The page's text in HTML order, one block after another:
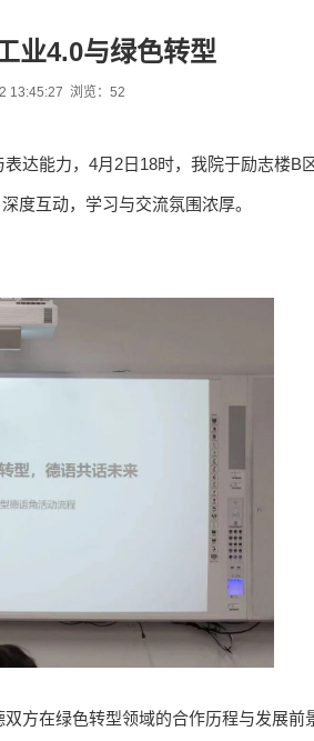
业4.0与绿色转型
13:45:27 浏览： 52
达能力，4月2日18时，我院于励志楼B
度互动，学习与交流氛围浓厚。
方在绿色转型领域的合作历程与发展前